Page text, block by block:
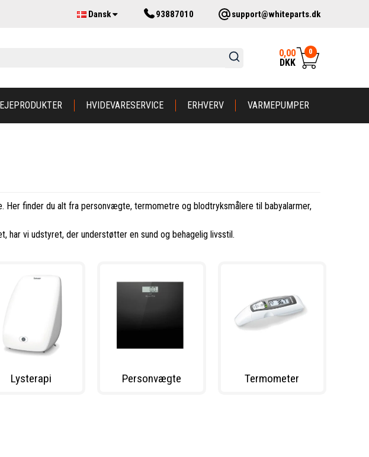
Dansk 93887010 support@whiteparts.dk
0,00
DKK
0
HVIDEVARESERVICE ERHVERV VARMEPUMPER
finder du alt fra personvægte, termometre og blodtryksmålere til babyalarmer,
har vi udstyret, der understøtter en sund og behagelig livsstil.
Lysterapi Personvægte Termometer